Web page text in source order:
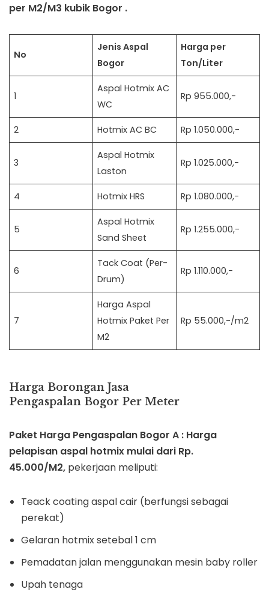
per M2/M3 kubik Bogor .
No
Jenis Aspal
Bogor
Harga per
Ton/Liter
1
Aspal Hotmix AC
WC
Rp 955.000,-
2 Hotmix AC BC Rp 1.050.000,-
3
Aspal Hotmix
Laston
Rp 1.025.000,-
4 Hotmix HRS Rp 1.080.000,-
5
Aspal Hotmix
Sand Sheet
Rp 1.255.000,-
6
Tack Coat (Per-
Drum)
Rp 1.110.000,-
7
Harga Aspal
Hotmix Paket Per
M2
Rp 55.000,-/m2
Harga Borongan Jasa
Pengaspalan Bogor Per Meter
Paket Harga Pengaspalan Bogor A : Harga
pelapisan aspal hotmix mulai dari Rp.
45.000/M2, pekerjaan meliputi:
Teack coating aspal cair (berfungsi sebagai
perekat)
Gelaran hotmix setebal 1 cm
Pemadatan jalan menggunakan mesin baby roller
Upah tenaga